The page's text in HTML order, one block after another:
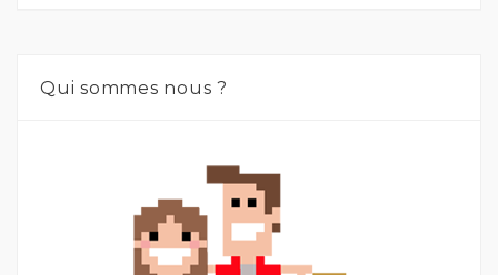
Qui sommes nous ?